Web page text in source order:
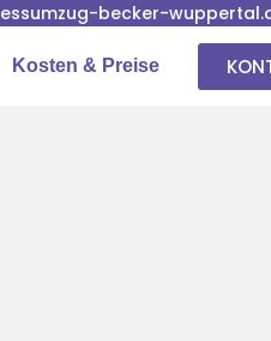
becker-
Kosten & Preise